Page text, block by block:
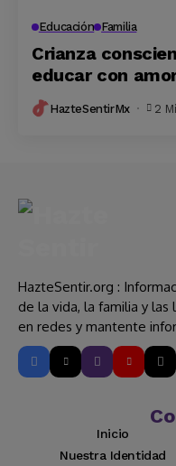
Educación Familia
Crianza
educar con
HazteSentirMx 2
HazteSentir.org :
de la vida, la familia y
en redes y mantente
Inicio
Nuestra Identidad